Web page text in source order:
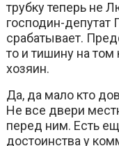
трубку теперь не
господин-депутат
срабатывает.
то и тишину на
хозяин.
Да, да мало кто
Не все двери
перед ним. Есть
достоинства у